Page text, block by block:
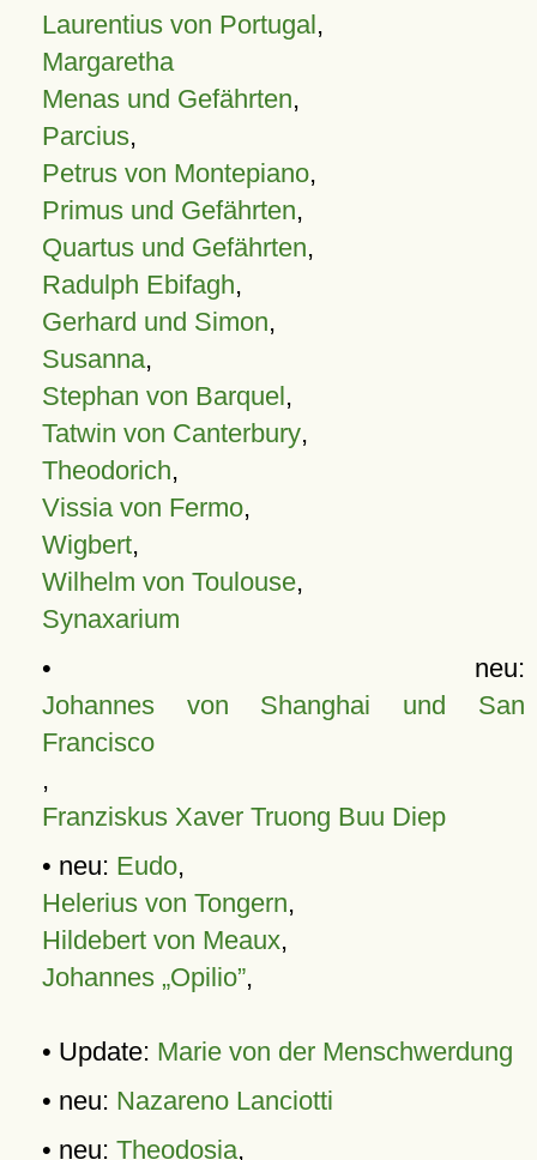
Laurentius von Portugal,
Margaretha
Menas und Gefährten,
Parcius,
Petrus von Montepiano,
Primus und Gefährten,
Quartus und Gefährten,
Radulph Ebifagh,
Gerhard und Simon,
Susanna,
Stephan von Barquel,
Tatwin von Canterbury,
Theodorich,
Vissia von Fermo,
Wigbert,
Wilhelm von Toulouse,
Synaxarium
• neu:
Johannes von Shanghai und San
Francisco
,
Franziskus Xaver Truong Buu Diep
• neu: Eudo,
Helerius von Tongern,
Hildebert von Meaux,
Johannes „Opilio”,
• Update: Marie von der Menschwerdung
• neu: Nazareno Lanciotti
• neu: Theodosia,